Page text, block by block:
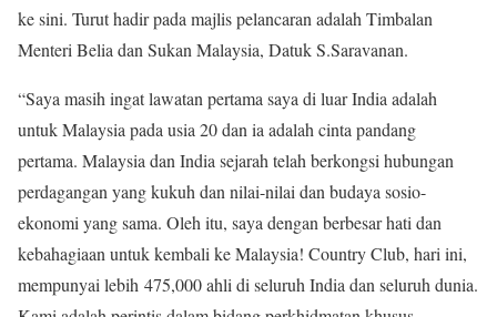
ke sini. Turut hadir pada majlis pelancaran adalah Timbalan
Menteri Belia dan Sukan Malaysia, Datuk S.Saravanan.
“Saya masih ingat lawatan pertama saya di luar India adalah
untuk Malaysia pada usia 20 dan ia adalah cinta pandang
pertama. Malaysia dan India sejarah telah berkongsi hubungan
perdagangan yang kukuh dan nilai-nilai dan budaya sosio-
ekonomi yang sama. Oleh itu, saya dengan berbesar hati dan
kebahagiaan untuk kembali ke Malaysia! Country Club, hari ini,
mempunyai lebih 475,000 ahli di seluruh India dan seluruh dunia.